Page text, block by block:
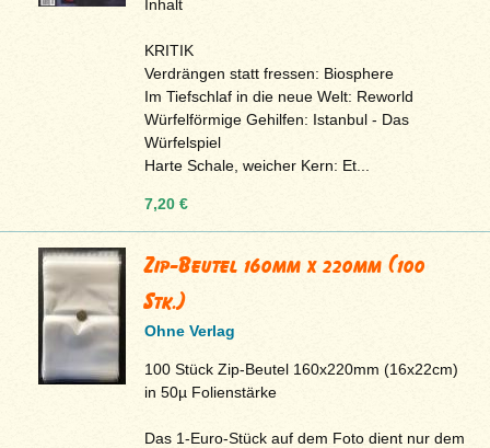
Inhalt
KRITIK
Verdrängen statt fressen: Biosphere
Im Tiefschlaf in die neue Welt: Reworld
Würfelförmige Gehilfen: Istanbul - Das
Würfelspiel
Harte Schale, weicher Kern: Et...
7,20 €
Zip-Beutel 160mm x 220mm (100
Stk.)
Ohne Verlag
100 Stück Zip-Beutel 160x220mm (16x22cm)
in 50µ Folienstärke
Das 1-Euro-Stück auf dem Foto dient nur dem